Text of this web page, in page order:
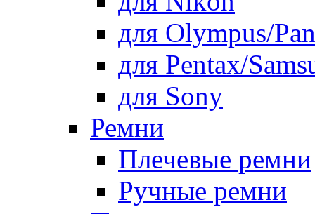
для Olympus/
для Pentax/
для Sony
Ремни
Плечевые ремни
Ручные ремни